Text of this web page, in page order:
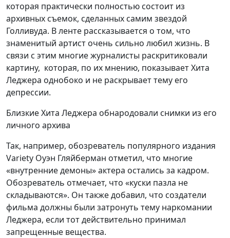
которая практически полностью состоит из
архивных съемок, сделанных самим звездой
Голливуда. В ленте рассказывается о том, что
знаменитый артист очень сильно любил жизнь. В
связи с этим многие журналисты раскритиковали
картину, которая, по их мнению, показывает Хита
Леджера однобоко и не раскрывает тему его
депрессии.
Близкие Хита Леджера обнародовали снимки из его
личного архива
Так, например, обозреватель популярного издания
Variety Оуэн Гляйберман отметил, что многие
«внутренние демоны» актера остались за кадром.
Обозреватель отмечает, что «куски пазла не
складываются». Он также добавил, что создатели
фильма должны были затронуть тему наркомании
Леджера, если тот действительно принимал
запрещенные вещества.